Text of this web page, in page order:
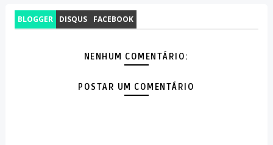
BLOGGER DISQUS FACEBOOK
NENHUM COMENTÁRIO:
POSTAR UM COMENTÁRIO